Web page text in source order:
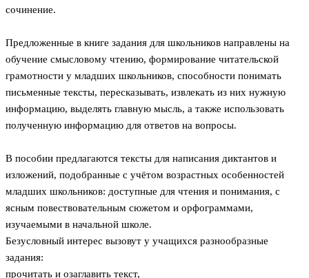
сочинение.
Предложенные в книге задания для школьников направлены на
обучение смысловому чтению, формирование читательской
грамотности у младших школьников, способности понимать
письменные тексты, пересказывать, извлекать из них нужную
информацию, выделять главную мысль, а также использовать
полученную информацию для ответов на вопросы.
В пособии предлагаются тексты для написания диктантов и
изложений, подобранные с учётом возрастных особенностей
младших школьников: доступные для чтения и понимания, с
ясным повествовательным сюжетом и орфограммами,
изучаемыми в начальной школе.
Безусловный интерес вызовут у учащихся разнообразные
задания:
прочитать и озаглавить текст,